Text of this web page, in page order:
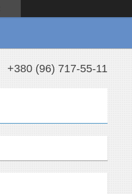
+380 (96) 717-55-11